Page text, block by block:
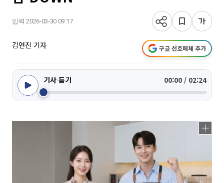
입력 2026-03-30 09:17
김연진 기자 구글 선호매체 추가
기사 듣기 00:00 / 02:24